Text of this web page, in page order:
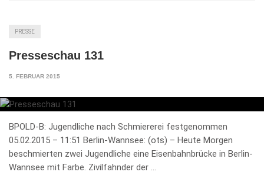
PRESSE
Presseschau 131
5. FEBRUAR 2015
BPOLD-B: Jugendliche nach Schmiererei festgenommen
05.02.2015 – 11:51 Berlin-Wannsee: (ots) – Heute Morgen
beschmierten zwei Jugendliche eine Eisenbahnbrücke in Berlin-
Wannsee mit Farbe. Zivilfahnder der …